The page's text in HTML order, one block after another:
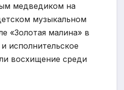
медведиком на
музыкальном
«Золотая малина» в
исполнительское
восхищение среди